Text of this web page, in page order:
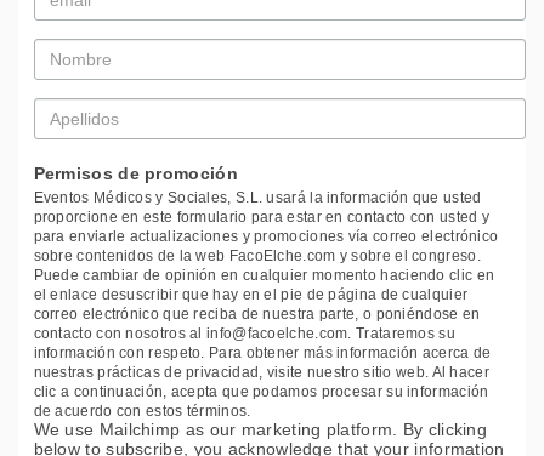
*
Nombre
*
Apellidos
*
Permisos de promoción
Eventos Médicos y Sociales, S.L. usará la información que usted
proporcione en este formulario para estar en contacto con usted y
para enviarle actualizaciones y promociones vía correo electrónico
sobre contenidos de la web FacoElche.com y sobre el congreso.
Puede cambiar de opinión en cualquier momento haciendo clic en
el enlace desuscribir que hay en el pie de página de cualquier
correo electrónico que reciba de nuestra parte, o poniéndose en
contacto con nosotros al info@facoelche.com. Trataremos su
información con respeto. Para obtener más información acerca de
nuestras prácticas de privacidad, visite nuestro sitio web. Al hacer
clic a continuación, acepta que podamos procesar su información
de acuerdo con estos términos.
We use Mailchimp as our marketing platform. By clicking
below to subscribe, you acknowledge that your information